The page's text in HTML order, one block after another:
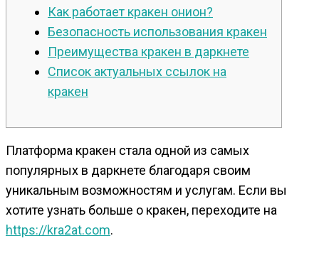
Как работает кракен онион?
Безопасность использования кракен
Преимущества кракен в даркнете
Список актуальных ссылок на
кракен
Платформа кракен стала одной из самых
популярных в даркнете благодаря своим
уникальным возможностям и услугам. Если вы
хотите узнать больше о кракен, переходите на
https://kra2at.com.